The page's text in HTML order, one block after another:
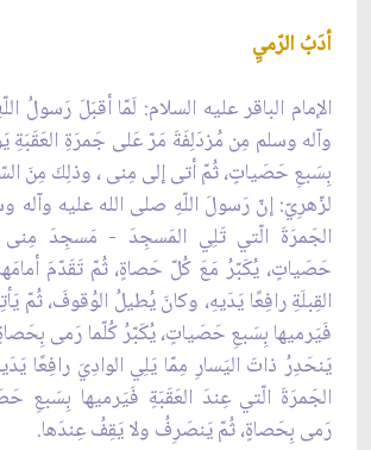
أدَبُ الرّميِ
الإمام الباقر عليه السلام: لَمّا أقبَلَ رَسولُ
وآله وسلم مِن مُزدَلِفَةَ مَرّ عَلى جَمرَةِ العَقَبَةِ
بِسَبعِ حَصَياتٍ، ثُمّ أتى إلى مِنى ، وذلِكَ مِنَ
لزّهرِيّ: إنّ رَسولَ اللّهِ صلى الله عليه وآله
الجَمرَةَ الّتي تَلِي المَسجِدَ - مَسجِدَ مِنى
حَصَياتٍ، يُكَبّرُ مَعَ كُلّ حَصاةٍ، ثُمّ تَقَدّمَ
القِبلَةِ رافِعًا يَدَيهِ، وكانَ يُطيلُ الوُقوفَ، ثُمّ
فَيَرميها بِسَبعِ حَصَياتٍ، يُكَبّرُ كُلّما رَمى
يَنحَدِرُ ذاتَ اليَسارِ مِمّا يَلِي الوادِيَ رافِعًا
الجَمرَةَ الّتي عِندَ العَقَبَةِ فَيَرميها بِسَبعِ
رَمى بِحَصاةٍ، ثُمّ يَنصَرِفُ ولا يَقِفُ عِندَها.